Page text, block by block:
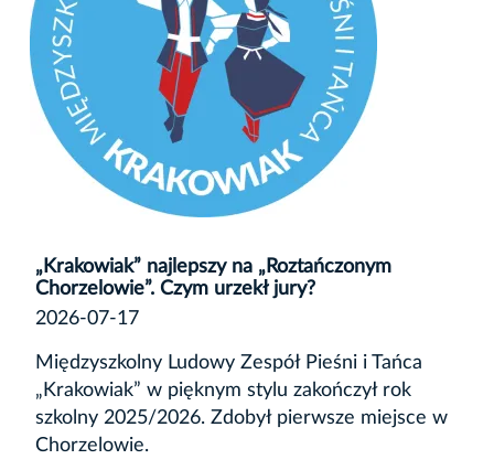
„Krakowiak” najlepszy na „Roztańczonym
Chorzelowie”. Czym urzekł jury?
2026-07-17
Międzyszkolny Ludowy Zespół Pieśni i Tańca
„Krakowiak” w pięknym stylu zakończył rok
szkolny 2025/2026. Zdobył pierwsze miejsce w
Chorzelowie.